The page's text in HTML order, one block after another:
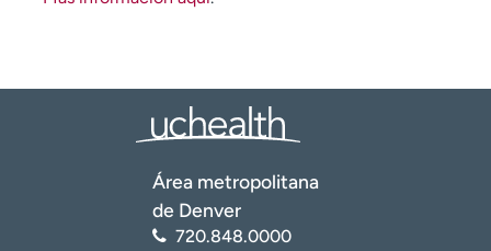
Área metropolitana
de Denver
720.848.0000